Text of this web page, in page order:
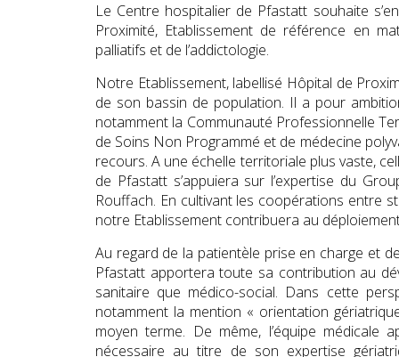
Le Centre hospitalier de Pfastatt souhaite
Proximité, Etablissement de référence en
palliatifs et de l’addictologie.
Notre Etablissement, labellisé Hôpital de
de son bassin de population. Il a pour
notamment la Communauté Professionnelle
de Soins Non Programmé et de médecine
recours. A une échelle territoriale plus vaste,
de Pfastatt s’appuiera sur l’expertise du
Rouffach. En cultivant les coopérations entre
notre Etablissement contribuera au
Au regard de la patientèle prise en charge et
Pfastatt apportera toute sa contribution au
sanitaire que médico-social. Dans cette
notamment la mention « orientation
moyen terme. De même, l’équipe médicale
nécessaire au titre de son expertise